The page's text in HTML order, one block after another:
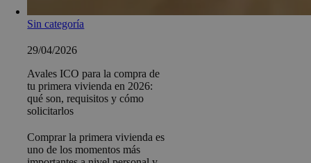
Sin categoría
29/04/2026
Avales ICO para la compra de
tu primera vivienda en 2026:
qué son, requisitos y cómo
solicitarlos
Comprar la primera vivienda es
uno de los momentos más